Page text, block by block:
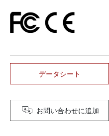
データシート
お問い合わせに追加